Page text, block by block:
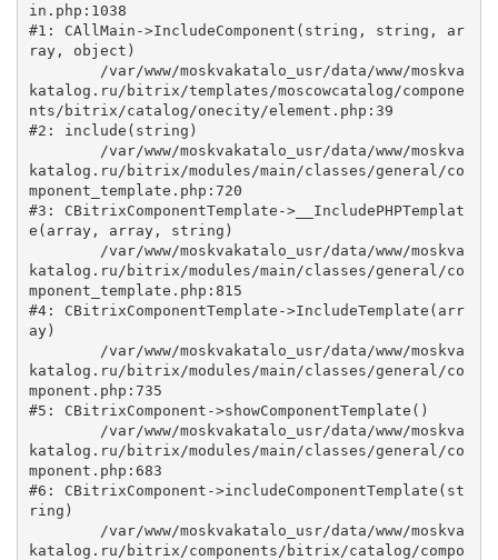
in.php:1038
#1: CAllMain->IncludeComponent(string, string, ar
ray, object)
katalog.ru/bitrix/templates/moscowcatalog/compone
nts/bitrix/catalog/onecity/element.php:39
#2: include(string)
katalog.ru/bitrix/modules/main/classes/general/co
mponent_template.php:720
#3: CBitrixComponentTemplate->__IncludePHPTemplat
e(array, array, string)
katalog.ru/bitrix/modules/main/classes/general/co
mponent_template.php:815
#4: CBitrixComponentTemplate->IncludeTemplate(arr
ay)
katalog.ru/bitrix/modules/main/classes/general/co
mponent.php:735
#5: CBitrixComponent->showComponentTemplate()
katalog.ru/bitrix/modules/main/classes/general/co
mponent.php:683
#6: CBitrixComponent->includeComponentTemplate(st
ring)
katalog.ru/bitrix/components/bitrix/catalog/compo